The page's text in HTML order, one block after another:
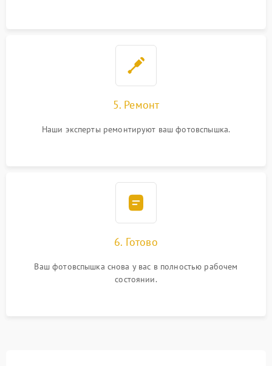
5. Ремонт
Наши эксперты ремонтируют ваш фотовспышка.
6. Готово
Ваш фотовспышка снова у вас в полностью рабочем
состоянии.